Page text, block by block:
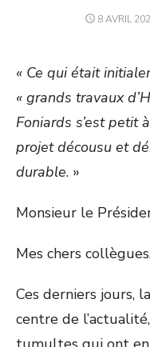
POSTED
8 AVRIL
« Ce qui était
« grands travaux
Foniards s’est petit
projet décousu et
durable. »
Monsieur le
Mes chers
Ces derniers jours,
centre de